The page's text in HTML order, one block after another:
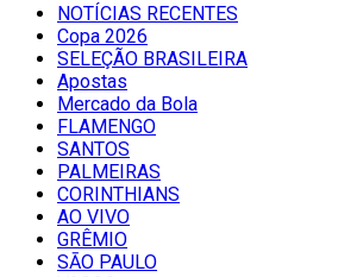
NOTÍCIAS RECENTES
Copa 2026
SELEÇÃO BRASILEIRA
Apostas
Mercado da Bola
FLAMENGO
SANTOS
PALMEIRAS
CORINTHIANS
AO VIVO
GRÊMIO
SĀO PAULO